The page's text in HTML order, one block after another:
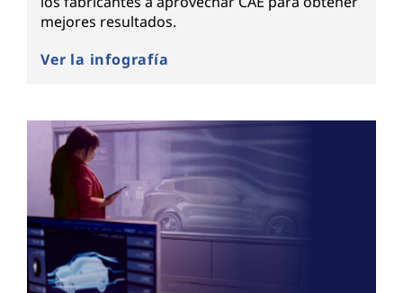
mejores resultados.
Ver la infografía